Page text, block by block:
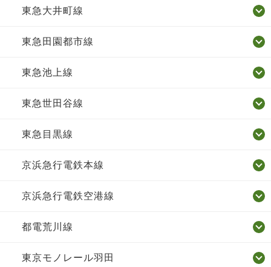
東急大井町線
東急田園都市線
東急池上線
東急世田谷線
東急目黒線
京浜急行電鉄本線
京浜急行電鉄空港線
都電荒川線
東京モノレール羽田